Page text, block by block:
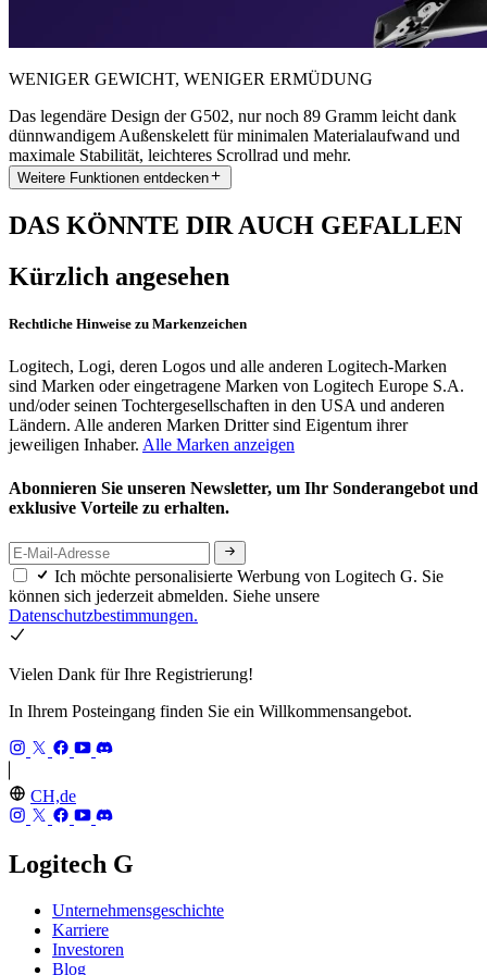
WENIGER GEWICHT, WENIGER ERMÜDUNG
Das legendäre Design der G502, nur noch 89 Gramm leicht dank
dünnwandigem Außenskelett für minimalen Materialaufwand und
maximale Stabilität, leichteres Scrollrad und mehr.
Weitere Funktionen entdecken
DAS KÖNNTE DIR AUCH GEFALLEN
Kürzlich angesehen
Rechtliche Hinweise zu Markenzeichen
Logitech, Logi, deren Logos und alle anderen Logitech-Marken
sind Marken oder eingetragene Marken von Logitech Europe S.A.
und/oder seinen Tochtergesellschaften in den USA und anderen
Ländern. Alle anderen Marken Dritter sind Eigentum ihrer
jeweiligen Inhaber. Alle Marken anzeigen
Abonnieren Sie unseren Newsletter, um Ihr Sonderangebot und
exklusive Vorteile zu erhalten.
Ich möchte personalisierte Werbung von Logitech G. Sie
können sich jederzeit abmelden. Siehe unsere
Datenschutzbestimmungen.
Vielen Dank für Ihre Registrierung!
In Ihrem Posteingang finden Sie ein Willkommensangebot.
CH,de
Logitech G
Unternehmensgeschichte
Karriere
Investoren
Blog